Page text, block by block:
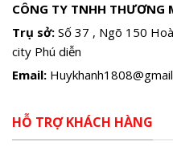
CÔNG TY TNHH THƯƠNG
Trụ sở: Số 37 , Ngõ 150
city Phú diễn
Email:
HỖ TRỢ KHÁCH HÀNG